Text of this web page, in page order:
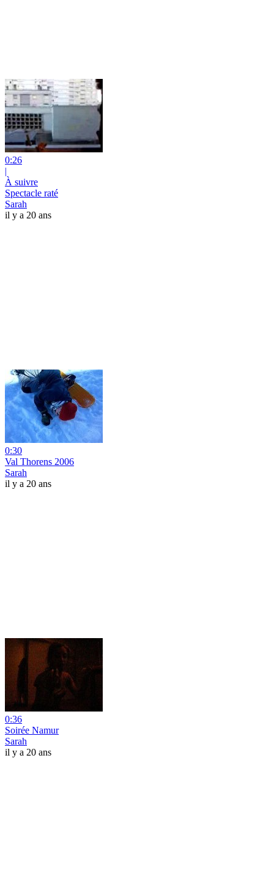
0:26
|
À suivre
Spectacle raté
Sarah
il y a 20 ans
0:30
Val Thorens 2006
Sarah
il y a 20 ans
0:36
Soirée Namur
Sarah
il y a 20 ans